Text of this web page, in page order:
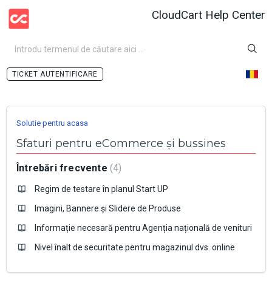
CloudCart Help Center
AUTENTIFICARE
Solutie pentru acasa
Sfaturi pentru eCommerce și bussines
Întrebări frecvente 4
Regim de testare în planul Start UP
Imagini, Bannere și Slidere de Produse
Informație necesară pentru Agenția națională de venituri
Nivel înalt de securitate pentru magazinul dvs. online